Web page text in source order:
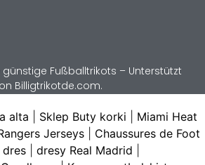
günstige Fußballtrikots – Unterstützt
Billigtrikotde.com.
alta Sklep Buty korki
Miami Heat
Jerseys
Chaussures de Foot
dres dresy Real Madrid